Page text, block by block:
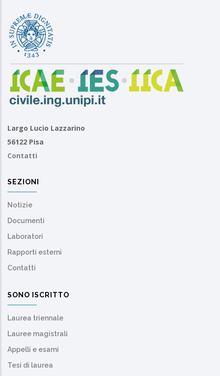
Largo Lucio Lazzarino
56122 Pisa
Contatti
SEZIONI
Notizie
Documenti
Laboratori
Rapporti esterni
Contatti
SONO ISCRITTO
Laurea triennale
Lauree magistrali
Appelli e esami
Tesi di laurea